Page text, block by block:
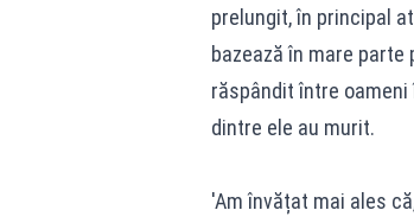
prelungit, în principal
bazează în mare
răspândit între
dintre ele au murit.
'Am învățat mai ales